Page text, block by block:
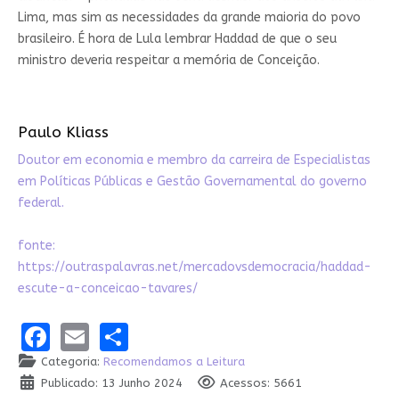
Lima, mas sim as necessidades da grande maioria do povo
brasileiro. É hora de Lula lembrar Haddad de que o seu
ministro deveria respeitar a memória de Conceição.
Paulo Kliass
Doutor em economia e membro da carreira de Especialistas
em Políticas Públicas e Gestão Governamental do governo
federal.
fonte:
https://outraspalavras.net/mercadovsdemocracia/haddad-
escute-a-conceicao-tavares/
Facebook
EmailShare
Categoria: Recomendamos a Leitura
Publicado: 13 Junho 2024
Acessos: 5661